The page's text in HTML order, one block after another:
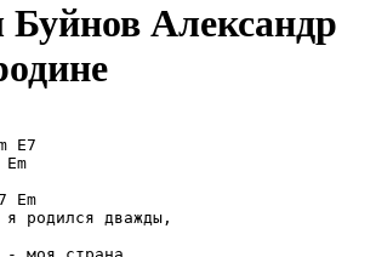
Александр
E7
Em
родился дважды,